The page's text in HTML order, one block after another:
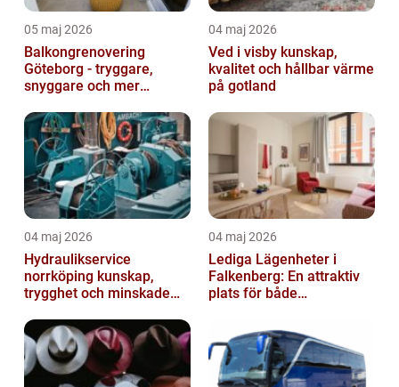
05 maj 2026
Balkongrenovering
Göteborg - tryggare,
snyggare och mer
04 maj 2026
Ved i visby kunskap,
kvalitet och hållbar värme
på gotland
04 maj 2026
Hydraulikservice
norrköping kunskap,
trygghet och minskade
04 maj 2026
Lediga Lägenheter i
Falkenberg: En attraktiv
plats för både
semesterfirare